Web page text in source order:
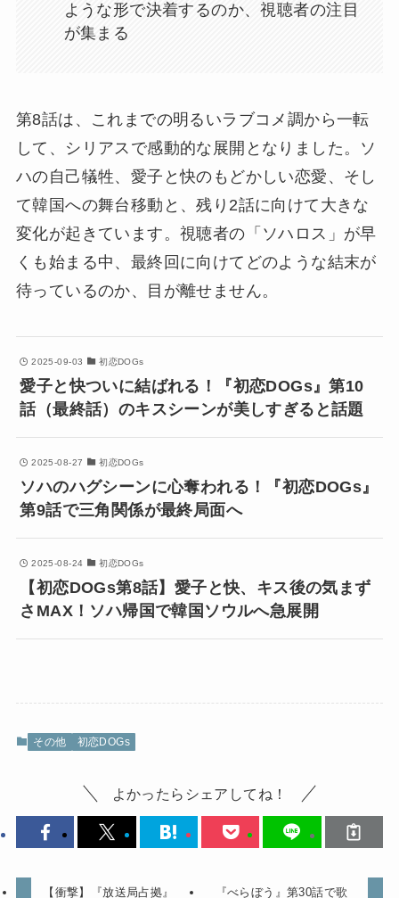
ような形で決着するのか、視聴者の注目
が集まる
第8話は、これまでの明るいラブコメ調から一転
して、シリアスで感動的な展開となりました。ソ
ハの自己犠牲、愛子と快のもどかしい恋愛、そし
て韓国への舞台移動と、残り2話に向けて大きな
変化が起きています。視聴者の「ソハロス」が早
くも始まる中、最終回に向けてどのような結末が
待っているのか、目が離せません。
2025-09-03 初恋DOGs
愛子と快ついに結ばれる！『初恋DOGs』第10
話（最終話）のキスシーンが美しすぎると話題
2025-08-27 初恋DOGs
ソハのハグシーンに心奪われる！『初恋DOGs』
第9話で三角関係が最終局面へ
2025-08-24 初恋DOGs
【初恋DOGs第8話】愛子と快、キス後の気まず
さMAX！ソハ帰国で韓国ソウルへ急展開
その他 初恋DOGs
よかったらシェアしてね！
【衝撃】『放送局占拠』 『べらぼう』第30話で歌